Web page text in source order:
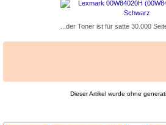
...der Toner ist für satte 30.000
Dieser Artikel wurde ohne